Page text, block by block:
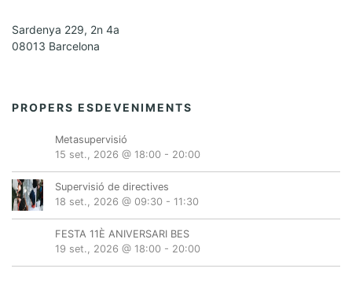
Sardenya 229, 2n 4a
08013 Barcelona
PROPERS ESDEVENIMENTS
Metasupervisió
15 set., 2026 @ 18:00 - 20:00
Supervisió de directives
18 set., 2026 @ 09:30 - 11:30
FESTA 11È ANIVERSARI BES
19 set., 2026 @ 18:00 - 20:00